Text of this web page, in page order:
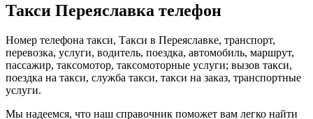
Такси Переяславка телефон
Номер телефона такси, Такси в Переяславке, транспорт,
перевозка, услуги, водитель, поездка, автомобиль, маршрут,
пассажир, таксомотор, таксомоторные услуги; вызов такси,
поездка на такси, служба такси, такси на заказ, транспортные
услуги.
Мы надеемся, что наш справочник поможет вам легко найти